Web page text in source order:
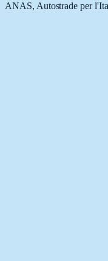
ANAS, Autostrade per